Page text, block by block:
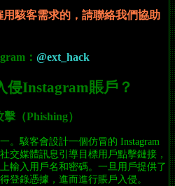
用駭客需求的 ，請聯絡我們協助
： @ext_hack
侵Instagram賬戶？
（Phishing）
。駭客會設計一個仿冒的 Instagram
交媒體訊息引導目標用戶點擊鏈接，
輸入用戶名和密碼。一旦用戶提供了
登錄憑據，進而進行賬戶入侵。